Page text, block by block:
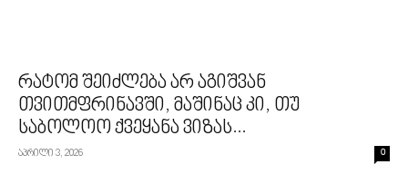
რატომ შეიძლება არ აგიშვან
თვითმფრინავში, მაშინაც კი, თუ
საბოლოო ქვეყანა ვიზას...
აპრილი 3, 2026 0